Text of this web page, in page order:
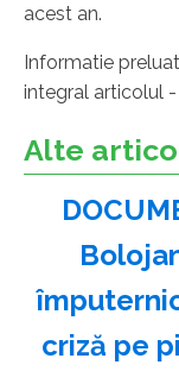
acest an.
Informatie
integral articolul -
Alte
criză pe